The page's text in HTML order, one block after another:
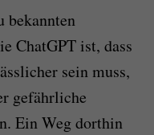
bekannten
ChatGPT ist, dass
sein muss,
gefährliche
Ein Weg dorthin